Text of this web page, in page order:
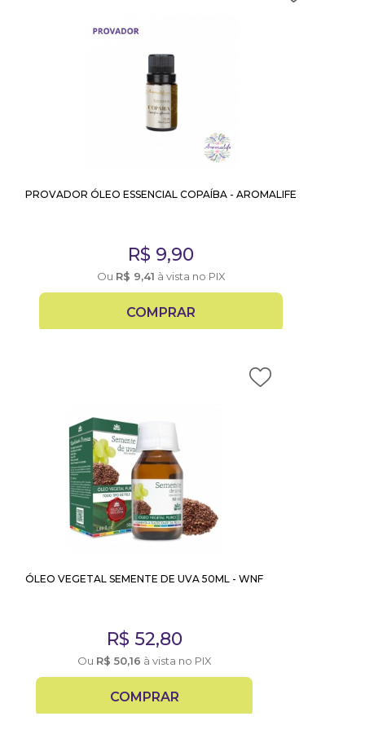
PROVADOR ÓLEO ESSENCIAL COPAÍBA - AROMALIFE
R$ 9,90
Ou R$ 9,41 à vista no PIX
COMPRAR
ÓLEO VEGETAL SEMENTE DE UVA 50ML - WNF
R$ 52,80
Ou R$ 50,16 à vista no PIX
COMPRAR